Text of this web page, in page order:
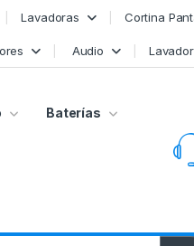
Lavadoras Cortina
Audio
Baterías